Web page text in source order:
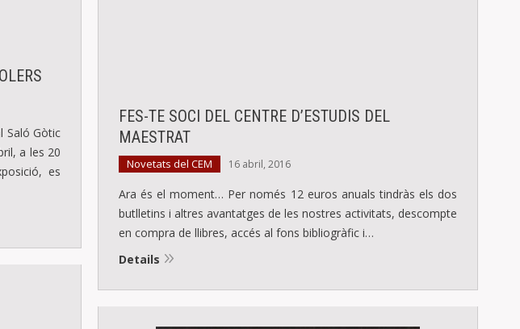
Saló Gòtic
a les 20
es
FES-TE SOCI DEL CENTRE D’ESTUDIS DEL
MAESTRAT
Novetats del CEM 16 abril, 2016
Ara és el moment… Per només 12 euros anuals tindràs els dos
butlletins i altres avantatges de les nostres activitats, descompte
en compra de llibres, accés al fons bibliogràfic i…
Details